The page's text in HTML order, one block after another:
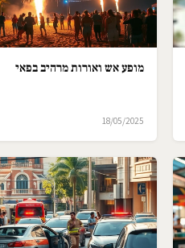
מופע אש ואורות מרהיב בפאי
18/05/2025